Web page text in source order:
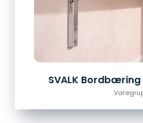
SVALK